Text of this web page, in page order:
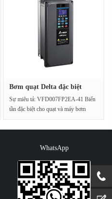
Bơm quạt Delta đặc biệt
Sự miêu tả: VFD007FP2EA-41 Biến
tần đặc biệt cho quạt và máy bơm
WhatsApp